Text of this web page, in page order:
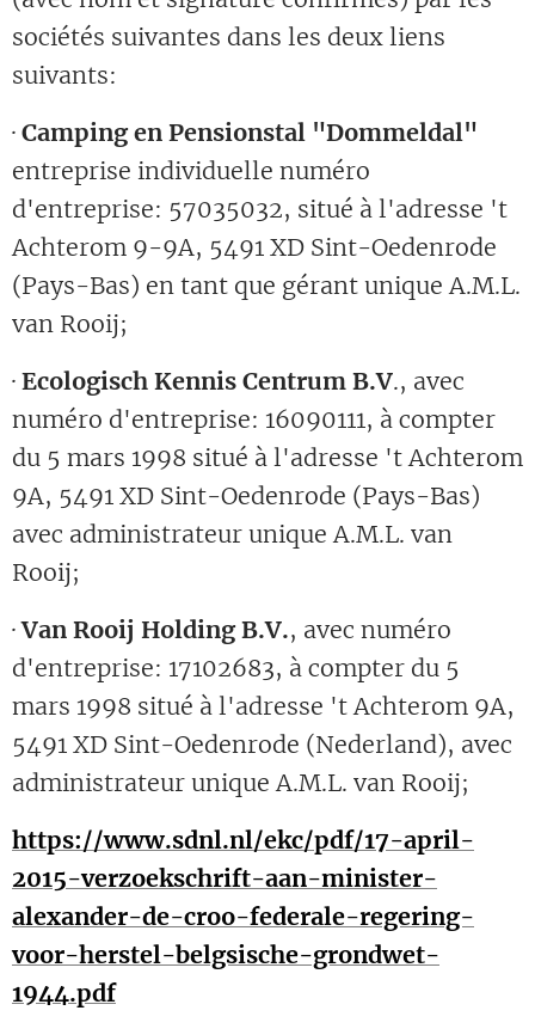
sociétés suivantes dans les deux liens
suivants:
· Camping en Pensionstal "Dommeldal"
entreprise individuelle numéro
d'entreprise: 57035032, situé à l'adresse 't
Achterom 9-9A, 5491 XD Sint-Oedenrode
(Pays-Bas) en tant que gérant unique A.M.L.
van Rooij;
· Ecologisch Kennis Centrum B.V., avec
numéro d'entreprise: 16090111, à compter
du 5 mars 1998 situé à l'adresse 't Achterom
9A, 5491 XD Sint-Oedenrode (Pays-Bas)
avec administrateur unique A.M.L. van
Rooij;
·Van Rooij Holding B.V., avec numéro
d'entreprise: 17102683, à compter du 5
mars 1998 situé à l'adresse 't Achterom 9A,
5491 XD Sint-Oedenrode (Nederland), avec
administrateur unique A.M.L. van Rooij;
https://www.sdnl.nl/ekc/pdf/17-april-
2015-verzoekschrift-aan-minister-
alexander-de-croo-federale-regering-
voor-herstel-belgsische-grondwet-
1944.pdf